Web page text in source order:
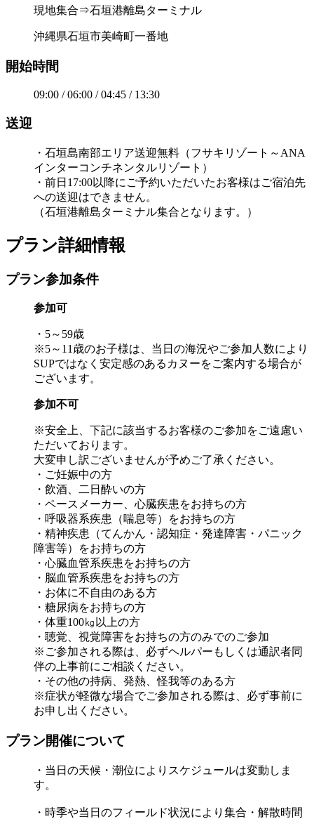
現地集合⇒石垣港離島ターミナル
沖縄県石垣市美崎町一番地
開始時間
09:00 / 06:00 / 04:45 / 13:30
送迎
・石垣島南部エリア送迎無料（フサキリゾート～ANA
インターコンチネンタルリゾート）
・前日17:00以降にご予約いただいたお客様はご宿泊先
への送迎はできません。
（石垣港離島ターミナル集合となります。）
プラン詳細情報
プラン参加条件
参加可
・5～59歳
※5～11歳のお子様は、当日の海況やご参加人数により
SUPではなく安定感のあるカヌーをご案内する場合が
ございます。
参加不可
※安全上、下記に該当するお客様のご参加をご遠慮い
ただいております。
大変申し訳ございませんが予めご了承ください。
・ご妊娠中の方
・飲酒、二日酔いの方
・ペースメーカー、心臓疾患をお持ちの方
・呼吸器系疾患（喘息等）をお持ちの方
・精神疾患（てんかん・認知症・発達障害・パニック
障害等）をお持ちの方
・心臓血管系疾患をお持ちの方
・脳血管系疾患をお持ちの方
・お体に不自由のある方
・糖尿病をお持ちの方
・体重100㎏以上の方
・聴覚、視覚障害をお持ちの方のみでのご参加
※ご参加される際は、必ずヘルパーもしくは通訳者同
伴の上事前にご相談ください。
・その他の持病、発熱、怪我等のある方
※症状が軽微な場合でご参加される際は、必ず事前に
お申し出ください。
プラン開催について
・当日の天候・潮位によりスケジュールは変動しま
す。
・時季や当日のフィールド状況により集合・解散時間